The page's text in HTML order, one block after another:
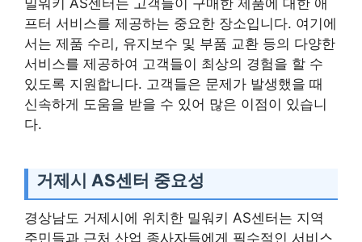
프터 서비스를 제공하는 중요한 장소입니다. 여기에
서는 제품 수리, 유지보수 및 부품 교환 등의 다양한
서비스를 제공하여 고객들이 최상의 경험을 할 수
있도록 지원합니다. 고객들은 문제가 발생했을 때
신속하게 도움을 받을 수 있어 많은 이점이 있습니
다.
거제시 AS센터 중요성
경상남도 거제시에 위치한 밀워키 AS센터는 지역
주민들과 근처 산업 종사자들에게 필수적인 서비스